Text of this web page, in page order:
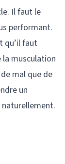
Il faut le
performant.
qu’il faut
la musculation
mal que de
un